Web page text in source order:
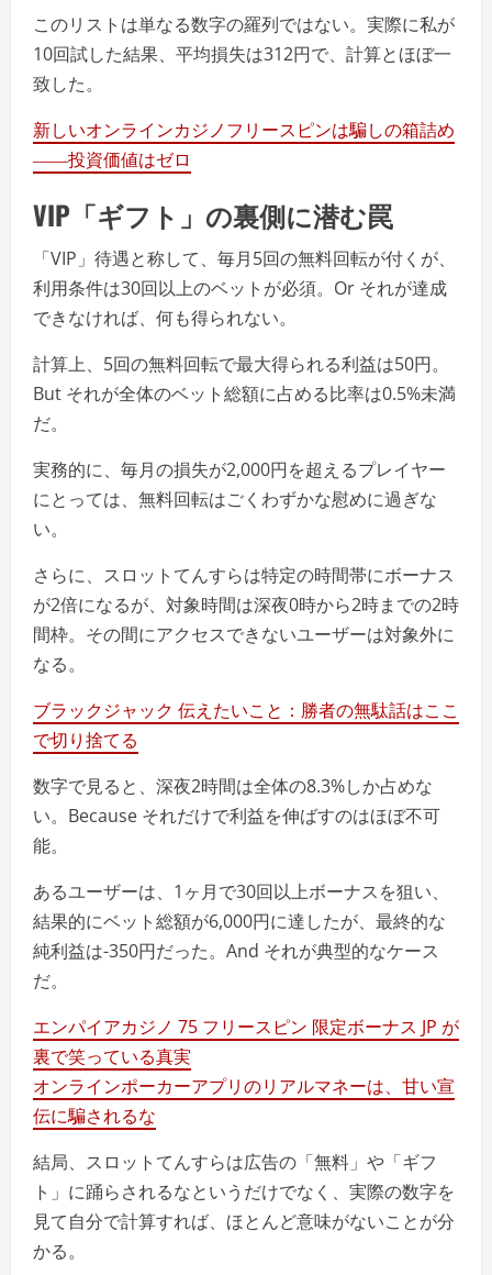
このリストは単なる数字の羅列ではない。実際に私が
10回試した結果、平均損失は312円で、計算とほぼ一
致した。
新しいオンラインカジノフリースピンは騙しの箱詰め
――投資価値はゼロ
VIP「ギフト」の裏側に潜む罠
「VIP」待遇と称して、毎月5回の無料回転が付くが、
利用条件は30回以上のベットが必須。Or それが達成
できなければ、何も得られない。
計算上、5回の無料回転で最大得られる利益は50円。
But それが全体のベット総額に占める比率は0.5%未満
だ。
実務的に、毎月の損失が2,000円を超えるプレイヤー
にとっては、無料回転はごくわずかな慰めに過ぎな
い。
さらに、スロットてんすらは特定の時間帯にボーナス
が2倍になるが、対象時間は深夜0時から2時までの2時
間枠。その間にアクセスできないユーザーは対象外に
なる。
ブラックジャック 伝えたいこと：勝者の無駄話はここ
で切り捨てる
数字で見ると、深夜2時間は全体の8.3%しか占めな
い。Because それだけで利益を伸ばすのはほぼ不可
能。
あるユーザーは、1ヶ月で30回以上ボーナスを狙い、
結果的にベット総額が6,000円に達したが、最終的な
純利益は-350円だった。And それが典型的なケース
だ。
エンパイアカジノ 75 フリースピン 限定ボーナス JP が
裏で笑っている真実
オンラインポーカーアプリのリアルマネーは、甘い宣
伝に騙されるな
結局、スロットてんすらは広告の「無料」や「ギフ
ト」に踊らされるなというだけでなく、実際の数字を
見て自分で計算すれば、ほとんど意味がないことが分
かる。